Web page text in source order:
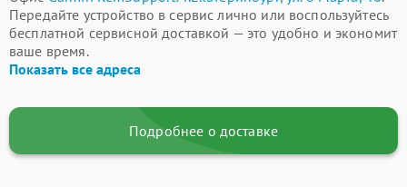
Передайте устройство в сервис лично или воспользуйтесь
бесплатной сервисной доставкой — это удобно и экономит
ваше время.
Показать все адреса
Подробнее о доставке